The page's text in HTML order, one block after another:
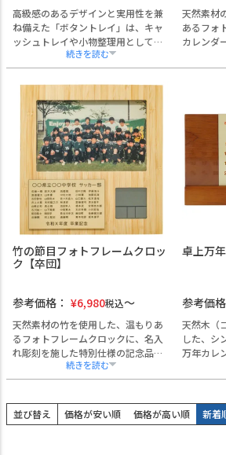
高級感のあるデザインと実用性を兼
ね備えた「ボタントレイ」は、キャ
ッシュトレイや小物整理用として幅
広く活用いただける製品です。
散らばりがちな文具や名刺、鍵など
をスマートに収納でき、受付やカウ
ンター、デスク周りの印象を整えま
軽量かつコンパクトで携帯性に優
れ、出張やイベント先での使用にも
最適です。
企業名やロゴのフルカラー印刷に対
応しており、店舗の開店祝いや創業
記念、ノベルティとしてもご好評を
いただいています。
熨斗・ラッピング・手提げ袋の対応
も可能で、法人ギフトとして安心し
てご利用いただけます。
天然素材
あるフォ
カレンダ
載してお
兼ね備え
法人様の
品として
す。
企業名
など、最
能です。
熨斗・
属）。
竹の節目フォトフレームクロッ
ク【卒団】
参考価格： ¥6,980税込
天然素材の竹を使用した、温もりあ
るフォトフレームクロックに、名入
れ彫刻を施した特別仕様の記念品セ
時計・カレンダー・温度計の機能を
備えた逸品。
写真（ハガキサイズ）を収められる
卓上万
参考価格
天然木（
した、シ
万年カレ
オフィス
ー、店舗
調和す
業・周年
贈答品に
名入れに
並び替え 価格が安い順 価格が高い順 新着